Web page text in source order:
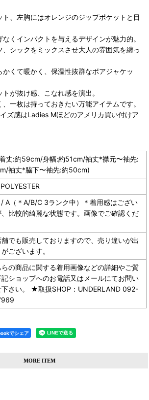
、左胸にはオレンジのジップポケットと目
くインパクトを与えるデザインが魅力的。
、シックをミックスさせ大人の雰囲気を纏っ
かくて暖かく、保温性抜群なボアジャケッ
が抜け感、こなれ感を演出。
一枚は持っておきたい万能アイテムです。
ズ感はLadies Mほどのアメリカ買い付けア
丈:約59cm/身幅:約51cm/袖丈*襟元〜袖先:
袖丈*脇下〜袖先:約50cm)
/ A（＊A/B/C 3ランク中）＊着用感はござい
、比較的綺麗な状態です。画像でご確認くだ
舗でも販売しておりますので、売り違いが出
ございます。
らの商品に関する着用画像などの詳細やご質
記ショップへのお電話又はメールにてお問い
下さい。 ★取扱SHOP：UNDERLAND 092-
でシェア
MORE ITEM